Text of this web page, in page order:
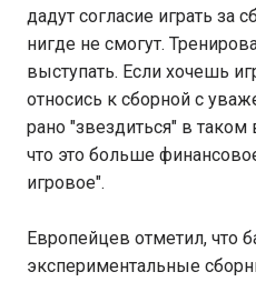
дадут согласие играть за
нигде не смогут.
выступать. Если хочешь
относись к сборной с
рано "звездиться" в таком
что это больше
игровое".
Европейцев отметил, что
экспериментальные